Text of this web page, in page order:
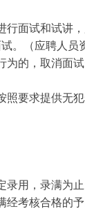
面试和试讲
。（应聘人
的，取消面试
要求提供无
用，录满为止
考核合格的